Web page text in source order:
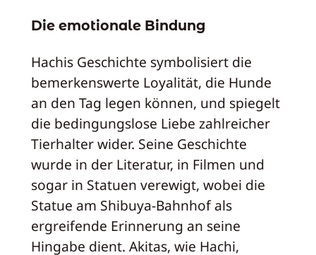
Die emotionale Bindung
Hachis Geschichte symbolisiert die
bemerkenswerte Loyalität, die Hunde
an den Tag legen können, und spiegelt
die bedingungslose Liebe zahlreicher
Tierhalter wider. Seine Geschichte
wurde in der Literatur, in Filmen und
sogar in Statuen verewigt, wobei die
Statue am Shibuya-Bahnhof als
ergreifende Erinnerung an seine
Hingabe dient. Akitas, wie Hachi,